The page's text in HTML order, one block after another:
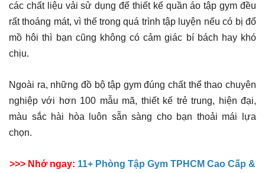
các chất liệu vải sử dụng để thiết kế quần áo tập gym đều
rất thoáng mát, vì thế trong quá trình tập luyện nếu có bị đổ
mồ hôi thì bạn cũng không có cảm giác bí bách hay khó
chịu.
Ngoài ra, những đồ bộ tập gym đúng chất thể thao chuyên
nghiệp với hơn 100 mẫu mã, thiết kế trẻ trung, hiện đại,
màu sắc hài hòa luôn sẵn sàng cho bạn thoải mái lựa
chọn.
>>> Nhớ ngay: 11+ Phòng Tập Gym TPHCM Cao Cấp &